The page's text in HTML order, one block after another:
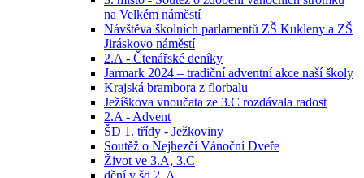
na Velkém náměstí
Návštěva školních parlamentů ZŠ Kukleny a ZŠ
Jiráskovo náměstí
2.A - Čtenářské deníky
Jarmark 2024 – tradiční adventní akce naší školy
Krajská brambora z florbalu
Ježíškova vnoučata ze 3.C rozdávala radost
2.A - Advent
ŠD 1. třídy - Ježkoviny
Soutěž o Nejhezčí Vánoční Dveře
Život ve 3.A, 3.C